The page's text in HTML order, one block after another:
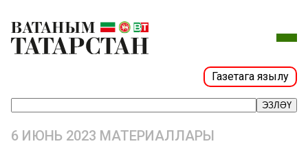
Газетага язылу
ЭЗЛӘҮ
6 ИЮНЬ 2023 МАТЕРИАЛЛАРЫ